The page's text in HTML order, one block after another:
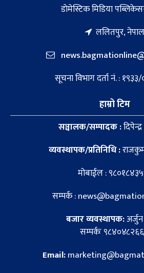
डाेमेस्टिक मिडिया
ललितपुर, नेपाल
सूचना विभाग दर्ता नं. :
हाम्रो टिम
सञ्चालक/सम्पादक :
व्यवस्थापक/प्रतिनिधि :
मोबाईल :
सम्पर्क :
बजार व्यवस्थापक:
सम्पर्कः
Email: